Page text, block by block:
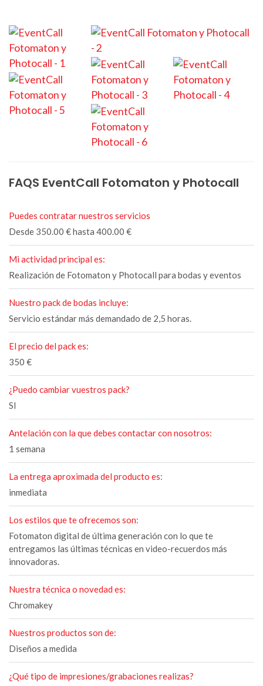
FAQS EventCall Fotomaton y Photocall
Puedes contratar nuestros servicios
Desde 350.00 € hasta 400.00 €
Mi actividad principal es:
Realización de Fotomaton y Photocall para bodas y eventos
Nuestro pack de bodas incluye:
Servicio estándar más demandado de 2,5 horas.
El precio del pack es:
350 €
¿Puedo cambiar vuestros pack?
SI
Antelación con la que debes contactar con nosotros:
1 semana
La entrega aproximada del producto es:
inmediata
Los estilos que te ofrecemos son:
Fotomaton digital de última generación con lo que te
entregamos las últimas técnicas en video-recuerdos más
innovadoras.
Nuestra técnica o novedad es:
Chromakey
Nuestros productos son de:
Diseños a medida
¿Qué tipo de impresiones/grabaciones realizas?